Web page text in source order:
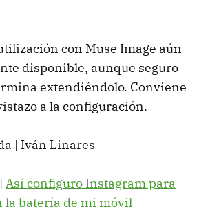
con Muse Image aún
disponible, aunque seguro
extendiéndolo. Conviene
a la configuración.
| Iván Linares
Así configuro Instagram para
la batería de mi móvil